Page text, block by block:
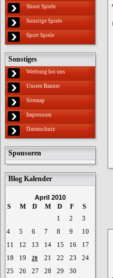
Shoot Spiele
Sonstige Spiele
Sport Spiele
Sonstiges
Werbung bei uns
Unsere Banner
Sitemap
Impressum
Datenschutz
Sponsoren
Blog Kalender
April 2010
S M D M D F S
1 2
3
4
5 6 7 8 9
10
11
12 13 14 15 16
17
18
19 20 21 22 23
24
25
26 27 28 29 30